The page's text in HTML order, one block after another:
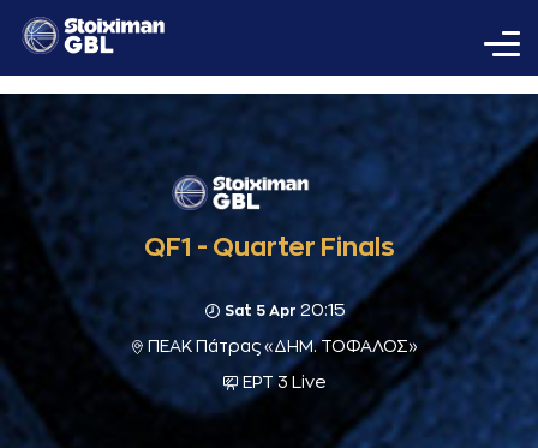
QF1 - Quarter Finals
Sat 5 Apr 20:15
ΠΕΑΚ Πάτρας «ΔΗΜ. ΤΟΦΑΛΟΣ»
ΕΡΤ 3 Live